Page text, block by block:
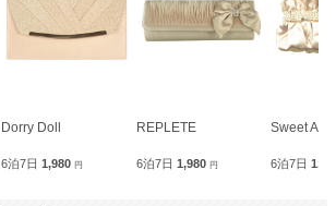
Dorry Doll
6泊7日1,980円
REPLETE
6泊7日 1,980 円
Sweet As
6泊7日